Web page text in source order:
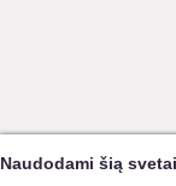
Naudodami šią